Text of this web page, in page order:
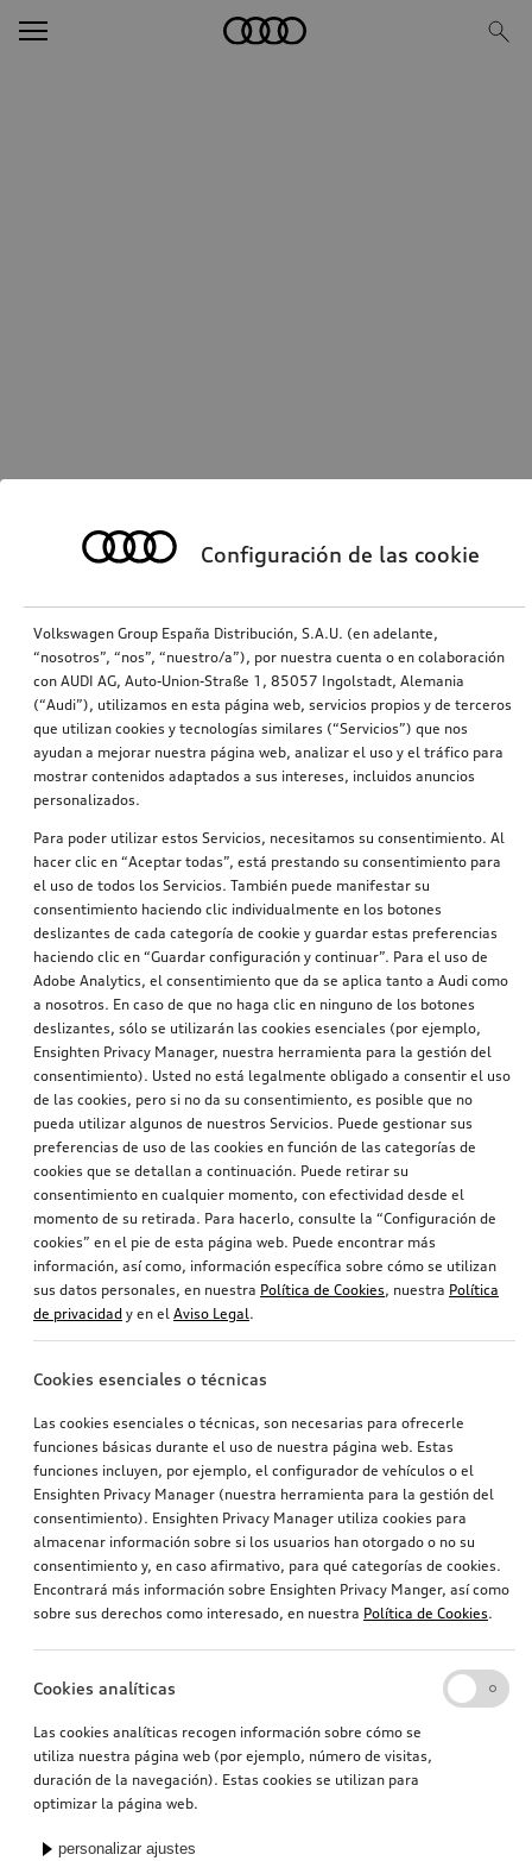
Configuración de las cookie
Volkswagen Group España Distribución, S.A.U. (en adelante,
“nosotros”, “nos”, “nuestro/a”), por nuestra cuenta o en colaboración
con AUDI AG, Auto-Union-Straße 1, 85057 Ingolstadt, Alemania
(“Audi”), utilizamos en esta página web, servicios propios y de terceros
que utilizan cookies y tecnologías similares (“Servicios”) que nos
ayudan a mejorar nuestra página web, analizar el uso y el tráfico para
mostrar contenidos adaptados a sus intereses, incluidos anuncios
personalizados.
Para poder utilizar estos Servicios, necesitamos su consentimiento. Al
hacer clic en “Aceptar todas”, está prestando su consentimiento para
el uso de todos los Servicios. También puede manifestar su
consentimiento haciendo clic individualmente en los botones
deslizantes de cada categoría de cookie y guardar estas preferencias
haciendo clic en “Guardar configuración y continuar”. Para el uso de
Adobe Analytics, el consentimiento que da se aplica tanto a Audi como
a nosotros. En caso de que no haga clic en ninguno de los botones
deslizantes, sólo se utilizarán las cookies esenciales (por ejemplo,
Ensighten Privacy Manager, nuestra herramienta para la gestión del
consentimiento). Usted no está legalmente obligado a consentir el uso
de las cookies, pero si no da su consentimiento, es posible que no
pueda utilizar algunos de nuestros Servicios. Puede gestionar sus
preferencias de uso de las cookies en función de las categorías de
cookies que se detallan a continuación. Puede retirar su
consentimiento en cualquier momento, con efectividad desde el
momento de su retirada. Para hacerlo, consulte la “Configuración de
cookies” en el pie de esta página web. Puede encontrar más
información, así como, información específica sobre cómo se utilizan
sus datos personales, en nuestra Política de Cookies, nuestra Política
de privacidad y en el Aviso Legal.
Cookies esenciales o técnicas
Las cookies esenciales o técnicas, son necesarias para ofrecerle
funciones básicas durante el uso de nuestra página web. Estas
funciones incluyen, por ejemplo, el configurador de vehículos o el
Ensighten Privacy Manager (nuestra herramienta para la gestión del
consentimiento). Ensighten Privacy Manager utiliza cookies para
almacenar información sobre si los usuarios han otorgado o no su
consentimiento y, en caso afirmativo, para qué categorías de cookies.
Encontrará más información sobre Ensighten Privacy Manger, así como
sobre sus derechos como interesado, en nuestra Política de Cookies.
Cookies analíticas
Las cookies analíticas recogen información sobre cómo se
utiliza nuestra página web (por ejemplo, número de visitas,
duración de la navegación). Estas cookies se utilizan para
optimizar la página web.
personalizar ajustes